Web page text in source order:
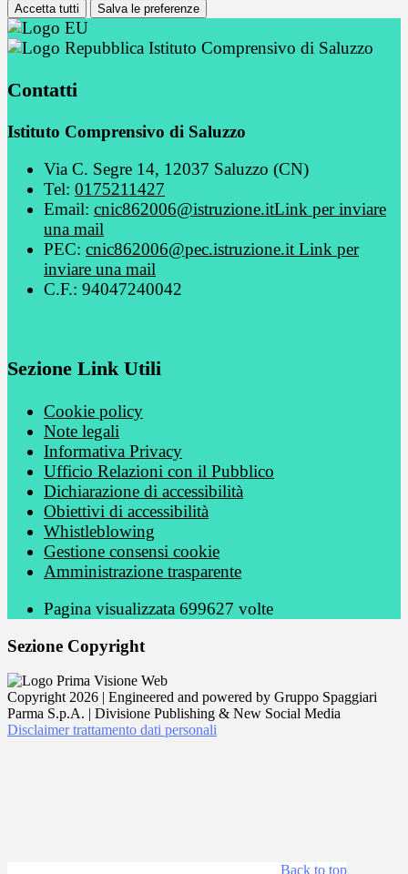
Accetta tutti Salva le preferenze
Istituto Comprensivo di Saluzzo
Contatti
Istituto Comprensivo di Saluzzo
Via C. Segre 14, 12037 Saluzzo (CN)
Tel: 0175211427
Email: cnic862006@istruzione.itLink per inviare
una mail
PEC: cnic862006@pec.istruzione.it Link per
inviare una mail
C.F.: 94047240042
Sezione Link Utili
Cookie policy
Note legali
Informativa Privacy
Ufficio Relazioni con il Pubblico
Dichiarazione di accessibilità
Obiettivi di accessibilità
Whistleblowing
Gestione consensi cookie
Amministrazione trasparente
Pagina visualizzata 699627 volte
Sezione Copyright
Copyright 2026 | Engineered and powered by Gruppo Spaggiari
Parma S.p.A. | Divisione Publishing & New Social Media
Disclaimer trattamento dati personali
Back to top